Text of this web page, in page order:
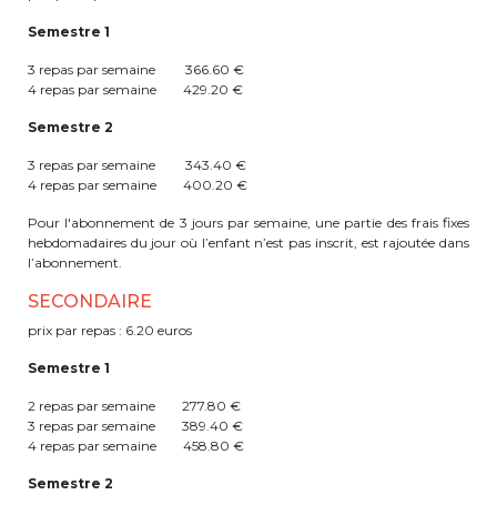
Cantine
+32 (0)2 374 76 75
cantine@apeee-bxl1-services.be
BE10 3100 9205 4504
Casiers
BE52 3101 4777 1809
Semestre 1
3 repas par semaine 366.60 €
4 repas par semaine 429.20 €
Semestre 2
3 repas par semaine 343.40 €
4 repas par semaine 400.20 €
Pour l'abonnement de 3 jours par semaine, une partie des frais fixes
hebdomadaires du jour où l’enfant n’est pas inscrit, est rajoutée dans
l’abonnement.
SECONDAIRE
prix par repas : 6.20 euros
Semestre 1
2 repas par semaine 277.80 €
3 repas par semaine 389.40 €
4 repas par semaine 458.80 €
Semestre 2